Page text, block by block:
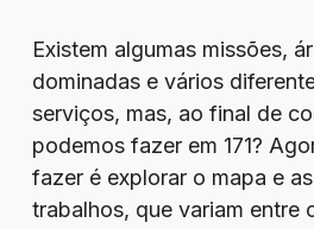
Existem algumas missões,
dominadas e vários
serviços, mas, ao final de
podemos fazer em 171?
fazer é explorar o mapa e
trabalhos, que variam entre